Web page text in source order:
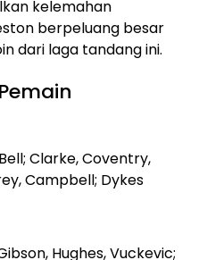
kelemahan
berpeluang besar
dari laga tandang ini.
Clarke, Coventry,
Campbell; Dykes
Hughes, Vuckevic;